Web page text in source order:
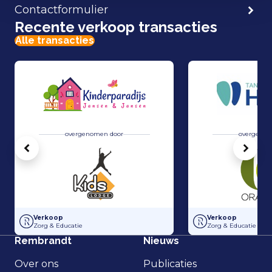
Contactformulier
Recente verkoop transacties
Alle transacties
overgenomen door
Overname Kinderparadijs Jansen & Jansen door Kids Lodge
Verkoop
Zorg & Educatie
Overname van
Verkoop
Zorg & Educatie
Vorige
Rembrandt
Over ons
Nieuws
Publicaties